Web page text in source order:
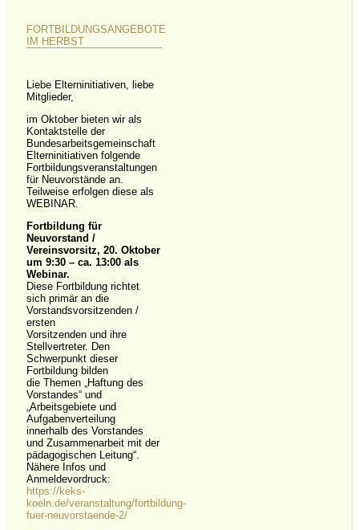
FORTBILDUNGSANGEBOTE
IM HERBST
Liebe Elterninitiativen, liebe
Mitglieder,
im Oktober bieten wir als
Kontaktstelle der
Bundesarbeitsgemeinschaft
Elterninitiativen folgende
Fortbildungsveranstaltungen
für Neuvorstände an.
Teilweise erfolgen diese als
WEBINAR.
Fortbildung für
Neuvorstand /
Vereinsvorsitz,20. Oktober
um 9:30 –ca. 13:00 als
Webinar.
Diese Fortbildung richtet
sich primär an die
Vorstandsvorsitzenden /
ersten
Vorsitzenden und ihre
Stellvertreter. Den
Schwerpunkt dieser
Fortbildung bilden
die Themen „Haftung des
Vorstandes“ und
„Arbeitsgebiete und
Aufgabenverteilung
innerhalb des Vorstandes
und Zusammenarbeit mit der
pädagogischen Leitung“.
Nähere Infos und
Anmeldevordruck:
https://keks-
koeln.de/veranstaltung/fortbildung-
fuer-neuvorstaende-2/